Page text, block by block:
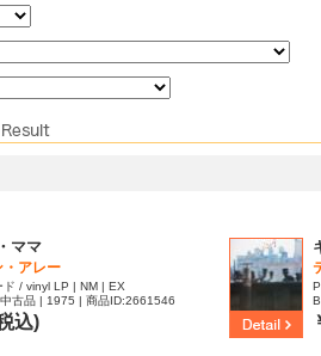
ママ
・アレー
/ vinyl LP | NM | EX
古品 | 1975 | 商品ID:2661546
込)